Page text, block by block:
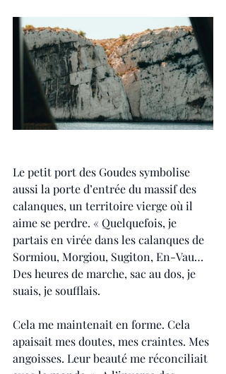
Le petit port des Goudes symbolise
aussi la porte d’entrée du massif des
calanques, un territoire vierge où il
aime se perdre. « Quelquefois, je
partais en virée dans les calanques de
Sormiou, Morgiou, Sugiton, En-Vau…
Des heures de marche, sac au dos, je
suais, je soufflais.
Cela me maintenait en forme. Cela
apaisait mes doutes, mes craintes. Mes
angoisses. Leur beauté me réconciliait